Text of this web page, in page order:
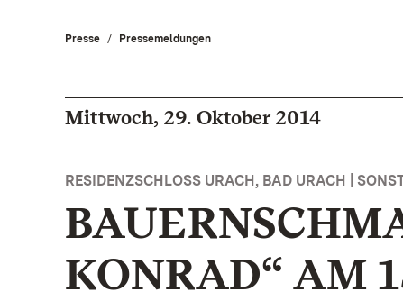
Presse Pressemeldungen
Mittwoch, 29. Oktober 2014
RESIDENZSCHLOSS URACH, BAD URACH |
KONRAD“ AM